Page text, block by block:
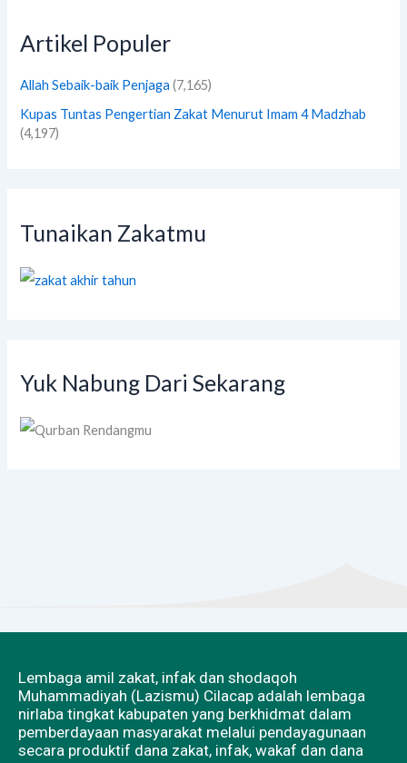
Artikel Populer
Allah Sebaik-baik Penjaga (7,165)
Kupas Tuntas Pengertian Zakat Menurut Imam 4 Madzhab
(4,197)
Tunaikan Zakatmu
Yuk Nabung Dari Sekarang
Lembaga amil zakat, infak dan shodaqoh
Muhammadiyah (Lazismu) Cilacap adalah lembaga
nirlaba tingkat kabupaten yang berkhidmat dalam
pemberdayaan masyarakat melalui pendayagunaan
secara produktif dana zakat, infak, wakaf dan dana